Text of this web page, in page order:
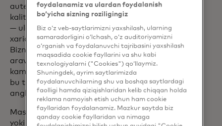
autentifikatsiyani qabul qilmoqda. Toʻlov
kalitlari nafaqat tezlik va qulaylik haqida
— ular xavfsizlik va foydalanuvchining
xarid qilish tajribasini yaxshilash haqida.
Biznes uchun bu tashlab ketilgan
aravalarning kamayishi va firibgarlikning
kamayishi demakdir. Iste'molchilar uchun
bu tezroq to'lovlar va xotirjamlikni
anglatadi.
Mastercard to'lov paroli xizmati onlayn
yoki masofaviy tokenlashtirilgan
foydalanamiz va ulardan foydalanish
bo‘yicha sizning roziligingiz
Biz o‘z veb-saytlarimizni yaxshilash, ularning
samaradorligini o‘lchash, o‘z auditoriyamizni
o‘rganish va foydalanuvchi tajribasini yaxshilash
maqsadida cookie fayllarini va shu kabi
texnologiyalarni ("Cookies") qo‘llaymiz.
Shuningdek, ayrim saytlarimizda
foydalanuvchilarning shu va boshqa saytlardagi
faolligi hamda qiziqishlaridan kelib chiqqan holda
reklama namoyish etish uchun ham cookie
fayllaridan foydalanamiz. Mazkur saytda biz
qanday cookie fayllaridan va nimaga